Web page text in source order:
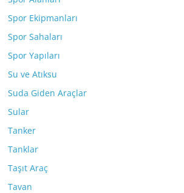
Spor Ekipmanları
Spor Sahaları
Spor Yapıları
Su ve Atıksu
Suda Giden Araçlar
Sular
Tanker
Tanklar
Taşıt Araç
Tavan